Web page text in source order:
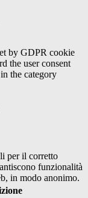
by GDPR cookie
the user consent
the category
per il corretto
funzionalità
in modo anonimo.